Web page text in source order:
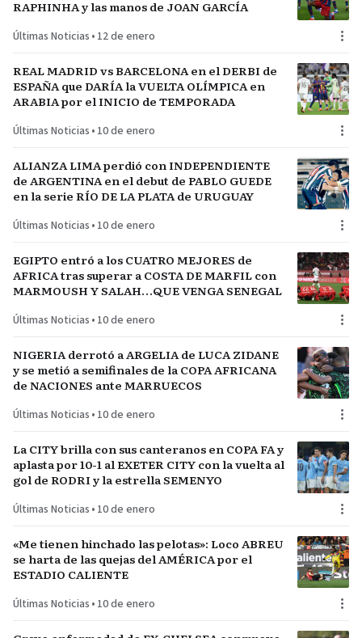
RAPHINHA y las manos de JOAN GARCÍA
Últimas Noticias • 12 de enero
REAL MADRID vs BARCELONA en el DERBI de
ESPAÑA que DARÍA la VUELTA OLÍMPICA en
ARABIA por el INICIO de TEMPORADA
Últimas Noticias • 10 de enero
ALIANZA LIMA perdió con INDEPENDIENTE
de ARGENTINA en el debut de PABLO GUEDE
en la serie RÍO DE LA PLATA de URUGUAY
Últimas Noticias • 10 de enero
EGIPTO entró a los CUATRO MEJORES de
AFRICA tras superar a COSTA DE MARFIL con
MARMOUSH Y SALAH…QUE VENGA SENEGAL
Últimas Noticias • 10 de enero
NIGERIA derrotó a ARGELIA de LUCA ZIDANE
y se metió a semifinales de la COPA AFRICANA
de NACIONES ante MARRUECOS
Últimas Noticias • 10 de enero
La CITY brilla con sus canteranos en COPA FA y
aplasta por 10-1 al EXETER CITY con la vuelta al
gol de RODRI y la estrella SEMENYO
Últimas Noticias • 10 de enero
«Me tienen hinchado las pelotas»: Loco ABREU
se harta de las quejas del AMÉRICA por el
ESTADIO CALIENTE
Últimas Noticias • 10 de enero